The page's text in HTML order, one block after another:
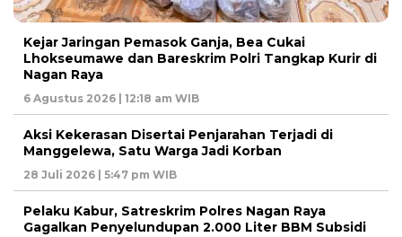
Kejar Jaringan Pemasok Ganja, Bea Cukai
Lhokseumawe dan Bareskrim Polri Tangkap Kurir di
Nagan Raya
6 Agustus 2026 | 12:18 am WIB
Aksi Kekerasan Disertai Penjarahan Terjadi di
Manggelewa, Satu Warga Jadi Korban
28 Juli 2026 | 5:47 pm WIB
Pelaku Kabur, Satreskrim Polres Nagan Raya
Gagalkan Penyelundupan 2.000 Liter BBM Subsidi